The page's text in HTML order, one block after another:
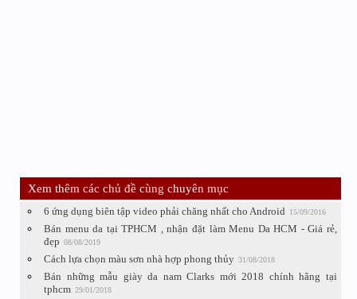
Xem thêm các chủ đề cùng chuyên mục
6 ứng dụng biên tập video phải chăng nhất cho Android 15/09/2016
Bán menu da tại TPHCM , nhận đặt làm Menu Da HCM - Giá rẻ,
đẹp‎ 08/08/2019
Cách lựa chọn màu sơn nhà hợp phong thủy 31/08/2018
Bán những mẫu giày da nam Clarks mới 2018 chính hãng tại
tphcm 29/01/2018